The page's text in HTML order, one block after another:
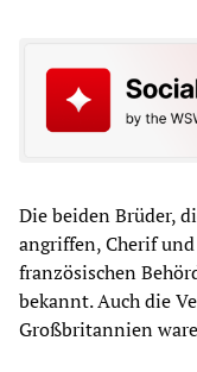
Die beiden Brüder,
angriffen, Cherif
französischen
bekannt. Auch die
Großbritannien